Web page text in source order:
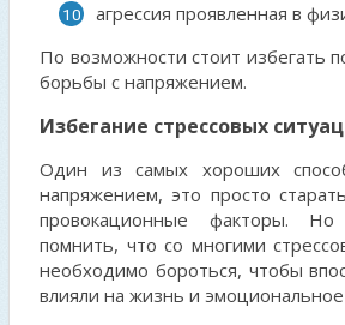
агрессия проявленная в
По возможности стоит избегать
борьбы с напряжением.
Избегание стрессовых
Один из самых хороших
напряжением, это просто
провокационные факторы.
помнить, что со многими
необходимо бороться, чтобы
влияли на жизнь и эмоциональное